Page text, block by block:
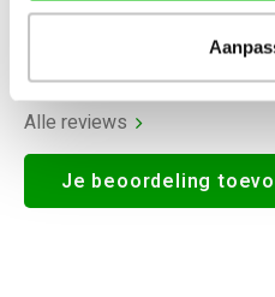
Alle reviews
Je beoordeling